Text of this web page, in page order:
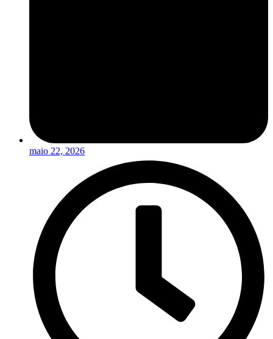
maio 22, 2026